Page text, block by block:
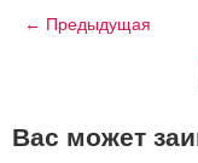
← Предыдущая
Вас может